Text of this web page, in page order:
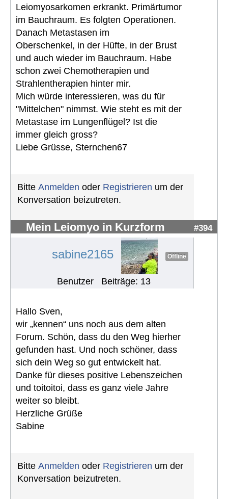
Leiomyosarkomen erkrankt. Primärtumor
im Bauchraum. Es folgten Operationen.
Danach Metastasen im
Oberschenkel, in der Hüfte, in der Brust
und auch wieder im Bauchraum. Habe
schon zwei Chemotherapien und
Strahlentherapien hinter mir.
Mich würde interessieren, was du für
"Mittelchen" nimmst. Wie steht es mit der
Metastase im Lungenflügel? Ist die
immer gleich gross?
Liebe Grüsse, Sternchen67
Bitte Anmelden oder Registrieren um der
Konversation beizutreten.
Mein Leiomyo in Kurzform #394
sabine2165 Offline
Benutzer Beiträge: 13
Hallo Sven,
wir „kennen“ uns noch aus dem alten
Forum. Schön, dass du den Weg hierher
gefunden hast. Und noch schöner, dass
sich dein Weg so gut entwickelt hat.
Danke für dieses positive Lebenszeichen
und toitoitoi, dass es ganz viele Jahre
weiter so bleibt.
Herzliche Grüße
Sabine
Bitte Anmelden oder Registrieren um der
Konversation beizutreten.